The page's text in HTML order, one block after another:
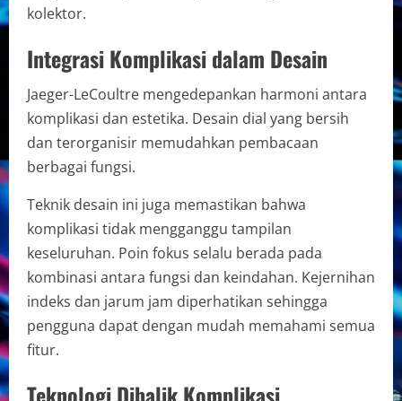
kolektor.
Integrasi Komplikasi dalam Desain
Jaeger-LeCoultre mengedepankan harmoni antara
komplikasi dan estetika. Desain dial yang bersih
dan terorganisir memudahkan pembacaan
berbagai fungsi.
Teknik desain ini juga memastikan bahwa
komplikasi tidak mengganggu tampilan
keseluruhan. Poin fokus selalu berada pada
kombinasi antara fungsi dan keindahan. Kejernihan
indeks dan jarum jam diperhatikan sehingga
pengguna dapat dengan mudah memahami semua
fitur.
Teknologi Dibalik Komplikasi